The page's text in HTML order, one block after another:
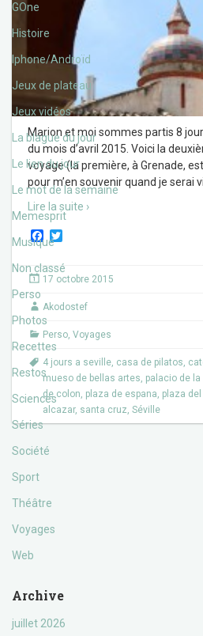
GOne
Histoire
Iphone/Androïd
Jeux de plateau
Jeux vidéos
La blague du jour
Le lien du jour
Le mot de la semaine
Memesprit
Musique
Non classé
Perso
Photos
Recettes
Restos
Sciences
Séries
Société
Sport
Théâtre
Voyages
Web
Archive
juillet 2026
Marion et moi sommes partis 8
du mois d’avril 2015. Voici la
voyage (la première, à Grenade,
pour m’en souvenir quand je serai
Lire la suite ›
F
a
e
b
o
k
i
t
t
r
17 octobre 2015
Akodostef
Perso, Voyages
4 jours a seville, casa de pilatos,
mueso de bellas artes, palacio de
de colon, plaza de espana, plaza
alcazar, santa cruz, Séville